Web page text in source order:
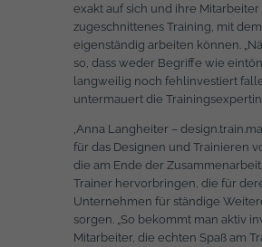
exakt auf sich und ihre Mitarbeiter
zugeschnittenes Training, mit
eigenständig arbeiten können.
so, dass weder Begriffe wie
langweilig noch fehlinvestiert
untermauert die Trainingsexpertin.
‚Anna Langheiter –
für das Designen und Trainieren
die am Ende der
Trainer hervorbringen, die für
Unternehmen für ständige
sorgen. „So bekommt man aktiv
Mitarbeiter, die echten Spaß am